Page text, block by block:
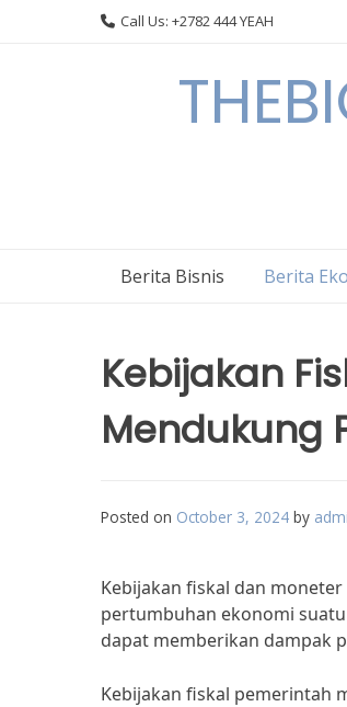
Call Us: +2782 444 YEAH
Berita Bisnis Berita
Kebijakan
Mendukung
Posted on October 3, 2024 by
Kebijakan fiskal dan
pertumbuhan ekonomi
dapat memberikan dampak
Kebijakan fiskal pemerintah